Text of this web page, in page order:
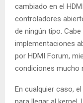
cambiado en el
controladores
de ningún tipo.
implementaciones
por HDMI Forum,
condiciones mucho
En cualquier caso,